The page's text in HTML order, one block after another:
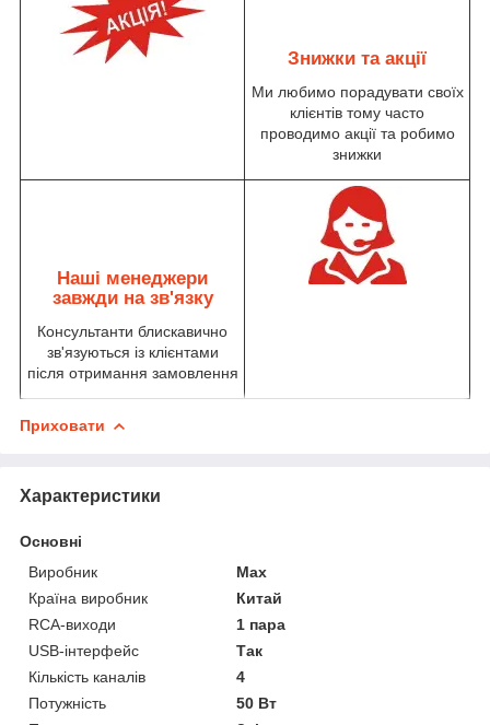
Знижки та акції
Ми любимо порадувати своїх
клієнтів тому часто
проводимо акції та робимо
знижки
Наші менеджери
завжди на зв'язку
Консультанти блискавично
зв'язуються із клієнтами
після отримання замовлення
Приховати
Характеристики
Основні
Виробник
Max
Країна виробник
Китай
RCA-виходи
1 пара
USB-інтерфейс
Так
Кількість каналів
4
Потужність
50 Вт